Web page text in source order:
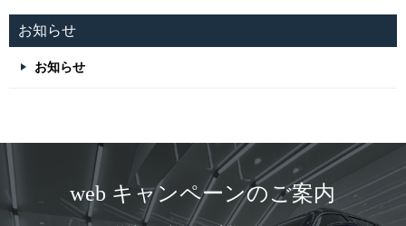
お知らせ
お知らせ
web キャンペーンのご案内